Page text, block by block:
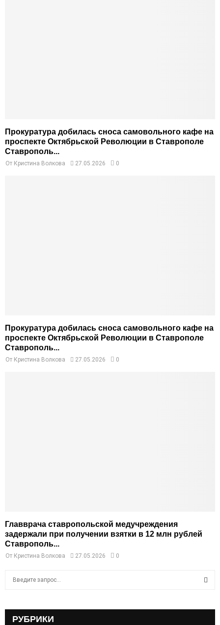
Прокуратура добилась сноса самовольного кафе на
проспекте Октябрьской Революции в Ставрополе
Ставрополь...
От Кристина Волкова 27.05.2026 0
Прокуратура добилась сноса самовольного кафе на
проспекте Октябрьской Революции в Ставрополе
Ставрополь...
От Кристина Волкова 27.05.2026 0
Главврача ставропольской медучреждения
задержали при получении взятки в 12 млн рублей
Ставрополь...
От Кристина Волкова 27.05.2026 0
РУБРИКИ